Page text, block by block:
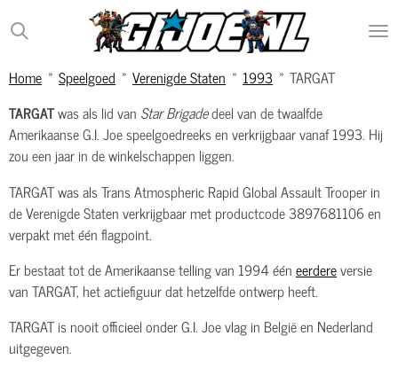
Ga
direct
de
Home » Speelgoed » Verenigde Staten » 1993 » TARGAT
TARGATwas als lid van Star Brigadedeel van de twaalfde
Amerikaanse G.I. Joe speelgoedreeks en verkrijgbaar vanaf 1993. Hij
zou een jaar in de winkelschappen liggen.
TARGAT was als Trans Atmospheric Rapid Global Assault Trooper in
de Verenigde Staten verkrijgbaar met productcode 3897681106 en
verpakt met één flagpoint.
Er bestaat tot de Amerikaanse telling van 1994 ééneerdereversie
van TARGAT, het actiefiguur dat hetzelfde ontwerp heeft.
TARGAT is nooit officieel onder G.I. Joe vlag in België en Nederland
uitgegeven.